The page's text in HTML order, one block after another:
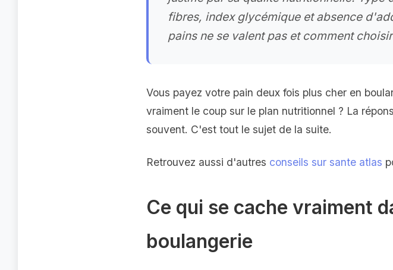
fibres, index glycémique et absence
pains ne se valent pas et comment
Vous payez votre pain deux fois plus cher en
vraiment le coup sur le plan nutritionnel ? La
souvent. C'est tout le sujet de la suite.
Retrouvez aussi d'autres conseils sur sante atlas
Ce qui se cache vraiment
boulangerie